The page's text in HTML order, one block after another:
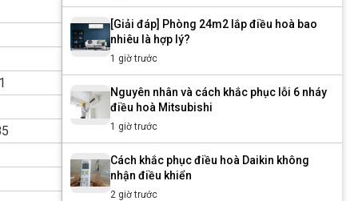
[Giải đáp] Phòng 24m2 lắp điều hoà bao
nhiêu là hợp lý?
1 giờ trước
Nguyên nhân và cách khắc phục lỗi 6 nháy
điều hoà Mitsubishi
1 giờ trước
Cách khắc phục điều hoà Daikin không
nhận điều khiển
2 giờ trước